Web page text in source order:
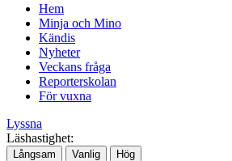
Hem
Minja och Mino
Kändis
Nyheter
Veckans fråga
Reporterskolan
För vuxna
Lyssna
Läshastighet:
Långsam Vanlig Hög